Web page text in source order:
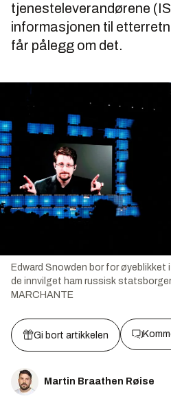
tjenesteleverandørene
informasjonen til
får pålegg om det.
Edward Snowden bor for øyeblikket
de innvilget ham russisk
MARCHANTE
Gi bort artikkelen
Martin Braathen Røise